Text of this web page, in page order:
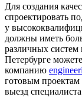
Для создания
спроектировать
у
должны иметь
различных
Петербурге
компанию
готовым
выезд